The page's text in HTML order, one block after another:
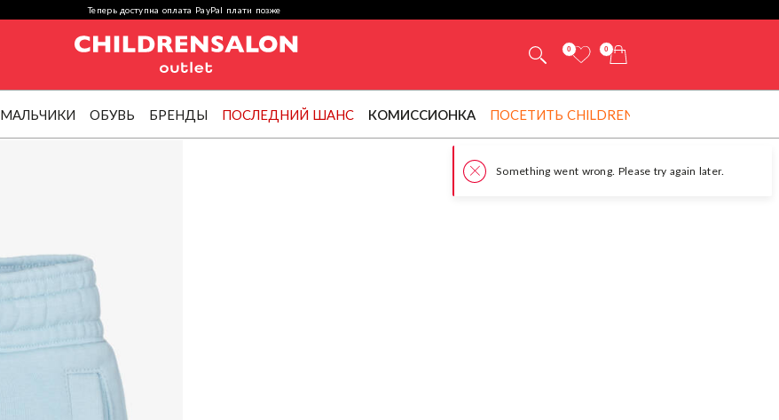
Теперь доступна оплата PayPal плати позже
0 0
МАЛЬЧИКИ ОБУВЬ БРЕНДЫ ПОСЛЕДНИЙ ШАНС КОМИССИОНКА ПОСЕТИТЬ CHILDRENSALON